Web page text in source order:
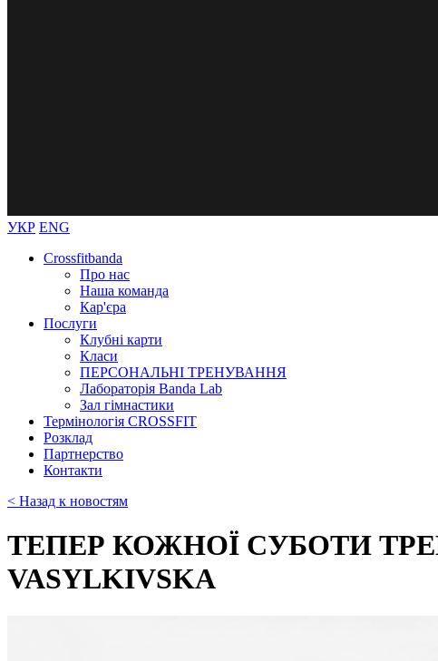
УКР ENG
Crossfitbanda
Про нас
Наша команда
Кар'єра
Послуги
Клубні карти
Класи
ПЕРСОНАЛЬНІ ТРЕНУВАННЯ
Лабораторія Banda Lab
Зал гімнастики
Термінологія CROSSFIT
Розклад
Партнерство
Контакти
< Назад к новостям
ТЕПЕР КОЖНОЇ СУБОТИ
VASYLKIVSKA